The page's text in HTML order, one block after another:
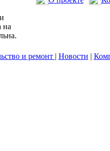
на
и ремонт | Новости |